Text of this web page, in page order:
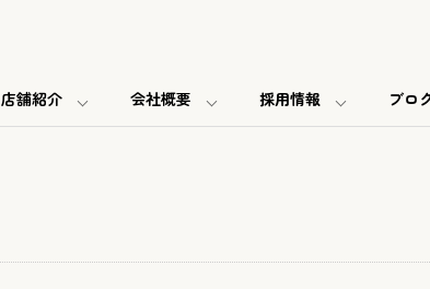
店舗紹介 会社概要 採用情報 ブロ